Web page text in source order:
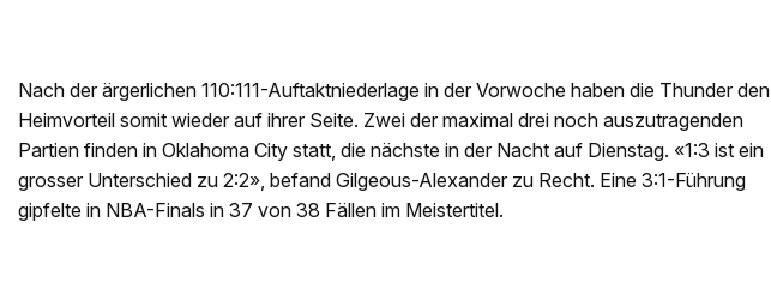
Nach der ärgerlichen 110:111-Auftaktniederlage in der Vorwoche haben die Thunder den
Heimvorteil somit wieder auf ihrer Seite. Zwei der maximal drei noch auszutragenden
Partien finden in Oklahoma City statt, die nächste in der Nacht auf Dienstag. «1:3 ist ein
grosser Unterschied zu 2:2», befand Gilgeous-Alexander zu Recht. Eine 3:1-Führung
gipfelte in NBA-Finals in 37 von 38 Fällen im Meistertitel.